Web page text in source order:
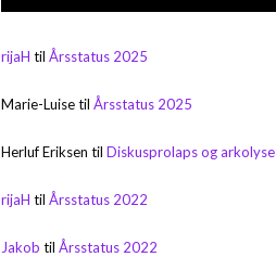
rijaH tilÅrsstatus 2025
Marie-LuisetilÅrsstatus 2025
Herluf Eriksen tilDiskusprolaps og arkolyse
rijaH tilÅrsstatus 2022
Jakob tilÅrsstatus 2022